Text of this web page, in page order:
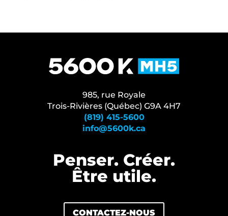
985, rue Royale
Trois-Rivières (Québec) G9A 4H7
(819) 415-5600
info@5600k.ca
Penser. Créer.
Être⁠ utile.
CONTACTEZ-NOUS